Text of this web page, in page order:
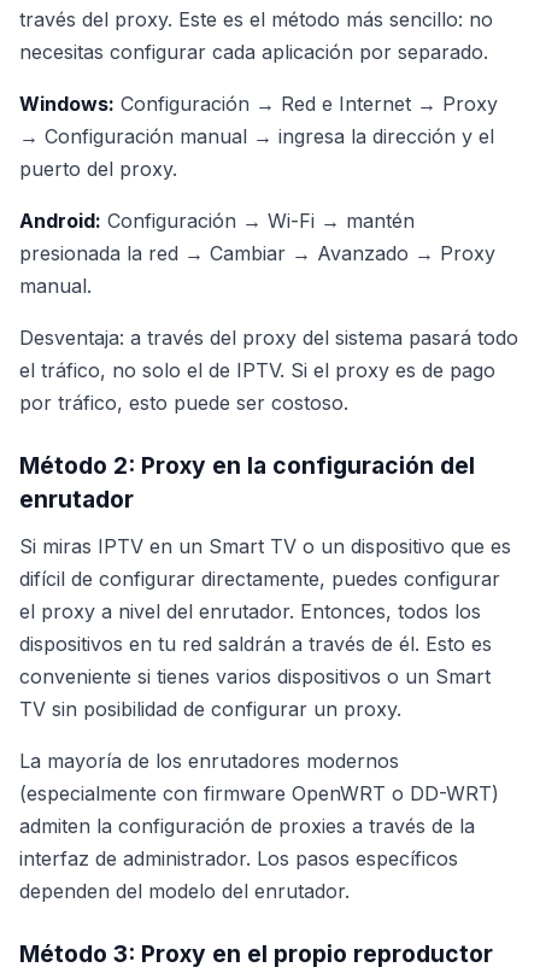
través del proxy. Este es el método más sencillo: no
necesitas configurar cada aplicación por separado.
Windows: Configuración → Red e Internet → Proxy
→ Configuración manual → ingresa la dirección y el
puerto del proxy.
Android: Configuración → Wi-Fi → mantén
presionada la red → Cambiar → Avanzado → Proxy
manual.
Desventaja: a través del proxy del sistema pasará todo
el tráfico, no solo el de IPTV. Si el proxy es de pago
por tráfico, esto puede ser costoso.
Método 2: Proxy en la configuración del
enrutador
Si miras IPTV en un Smart TV o un dispositivo que es
difícil de configurar directamente, puedes configurar
el proxy a nivel del enrutador. Entonces, todos los
dispositivos en tu red saldrán a través de él. Esto es
conveniente si tienes varios dispositivos o un Smart
TV sin posibilidad de configurar un proxy.
La mayoría de los enrutadores modernos
(especialmente con firmware OpenWRT o DD-WRT)
admiten la configuración de proxies a través de la
interfaz de administrador. Los pasos específicos
dependen del modelo del enrutador.
Método 3: Proxy en el propio reproductor